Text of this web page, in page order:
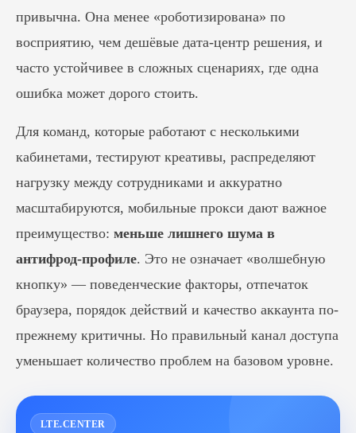
привычна. Она менее «роботизирована» по
восприятию, чем дешёвые дата-центр решения, и
часто устойчивее в сложных сценариях, где одна
ошибка может дорого стоить.
Для команд, которые работают с несколькими
кабинетами, тестируют креативы, распределяют
нагрузку между сотрудниками и аккуратно
масштабируются, мобильные прокси дают важное
преимущество: меньше лишнего шума в
антифрод-профиле. Это не означает «волшебную
кнопку» — поведенческие факторы, отпечаток
браузера, порядок действий и качество аккаунта по-
прежнему критичны. Но правильный канал доступа
уменьшает количество проблем на базовом уровне.
LTE.CENTER